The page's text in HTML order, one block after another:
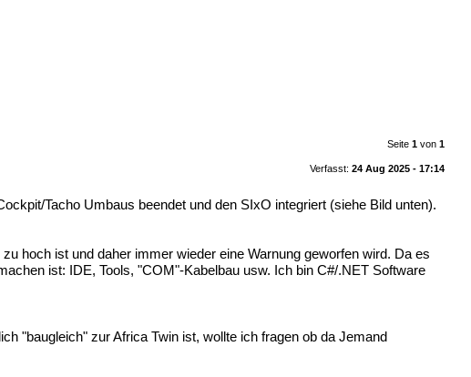
Seite 1von 1
Verfasst: 24 Aug 2025 - 17:14
Tacho Umbaus beendet und den SIxO integriert (siehe Bild unten).
hoch ist und daher immer wieder eine Warnung geworfen wird. Da es
ist: IDE, Tools, "COM"-Kabelbau usw. Ich bin C#/.NET Software
"baugleich" zur Africa Twin ist, wollte ich fragen ob da Jemand